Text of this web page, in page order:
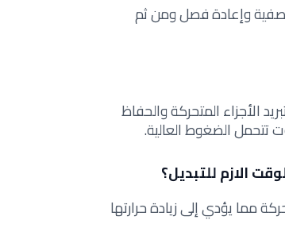
وإعادة فصل ومن ثم
الأجزاء المتحركة والحفاظ
تتحمل الضغوط العالية.
الازم للتبديل؟
مما يؤدي إلى زيادة حرارتها